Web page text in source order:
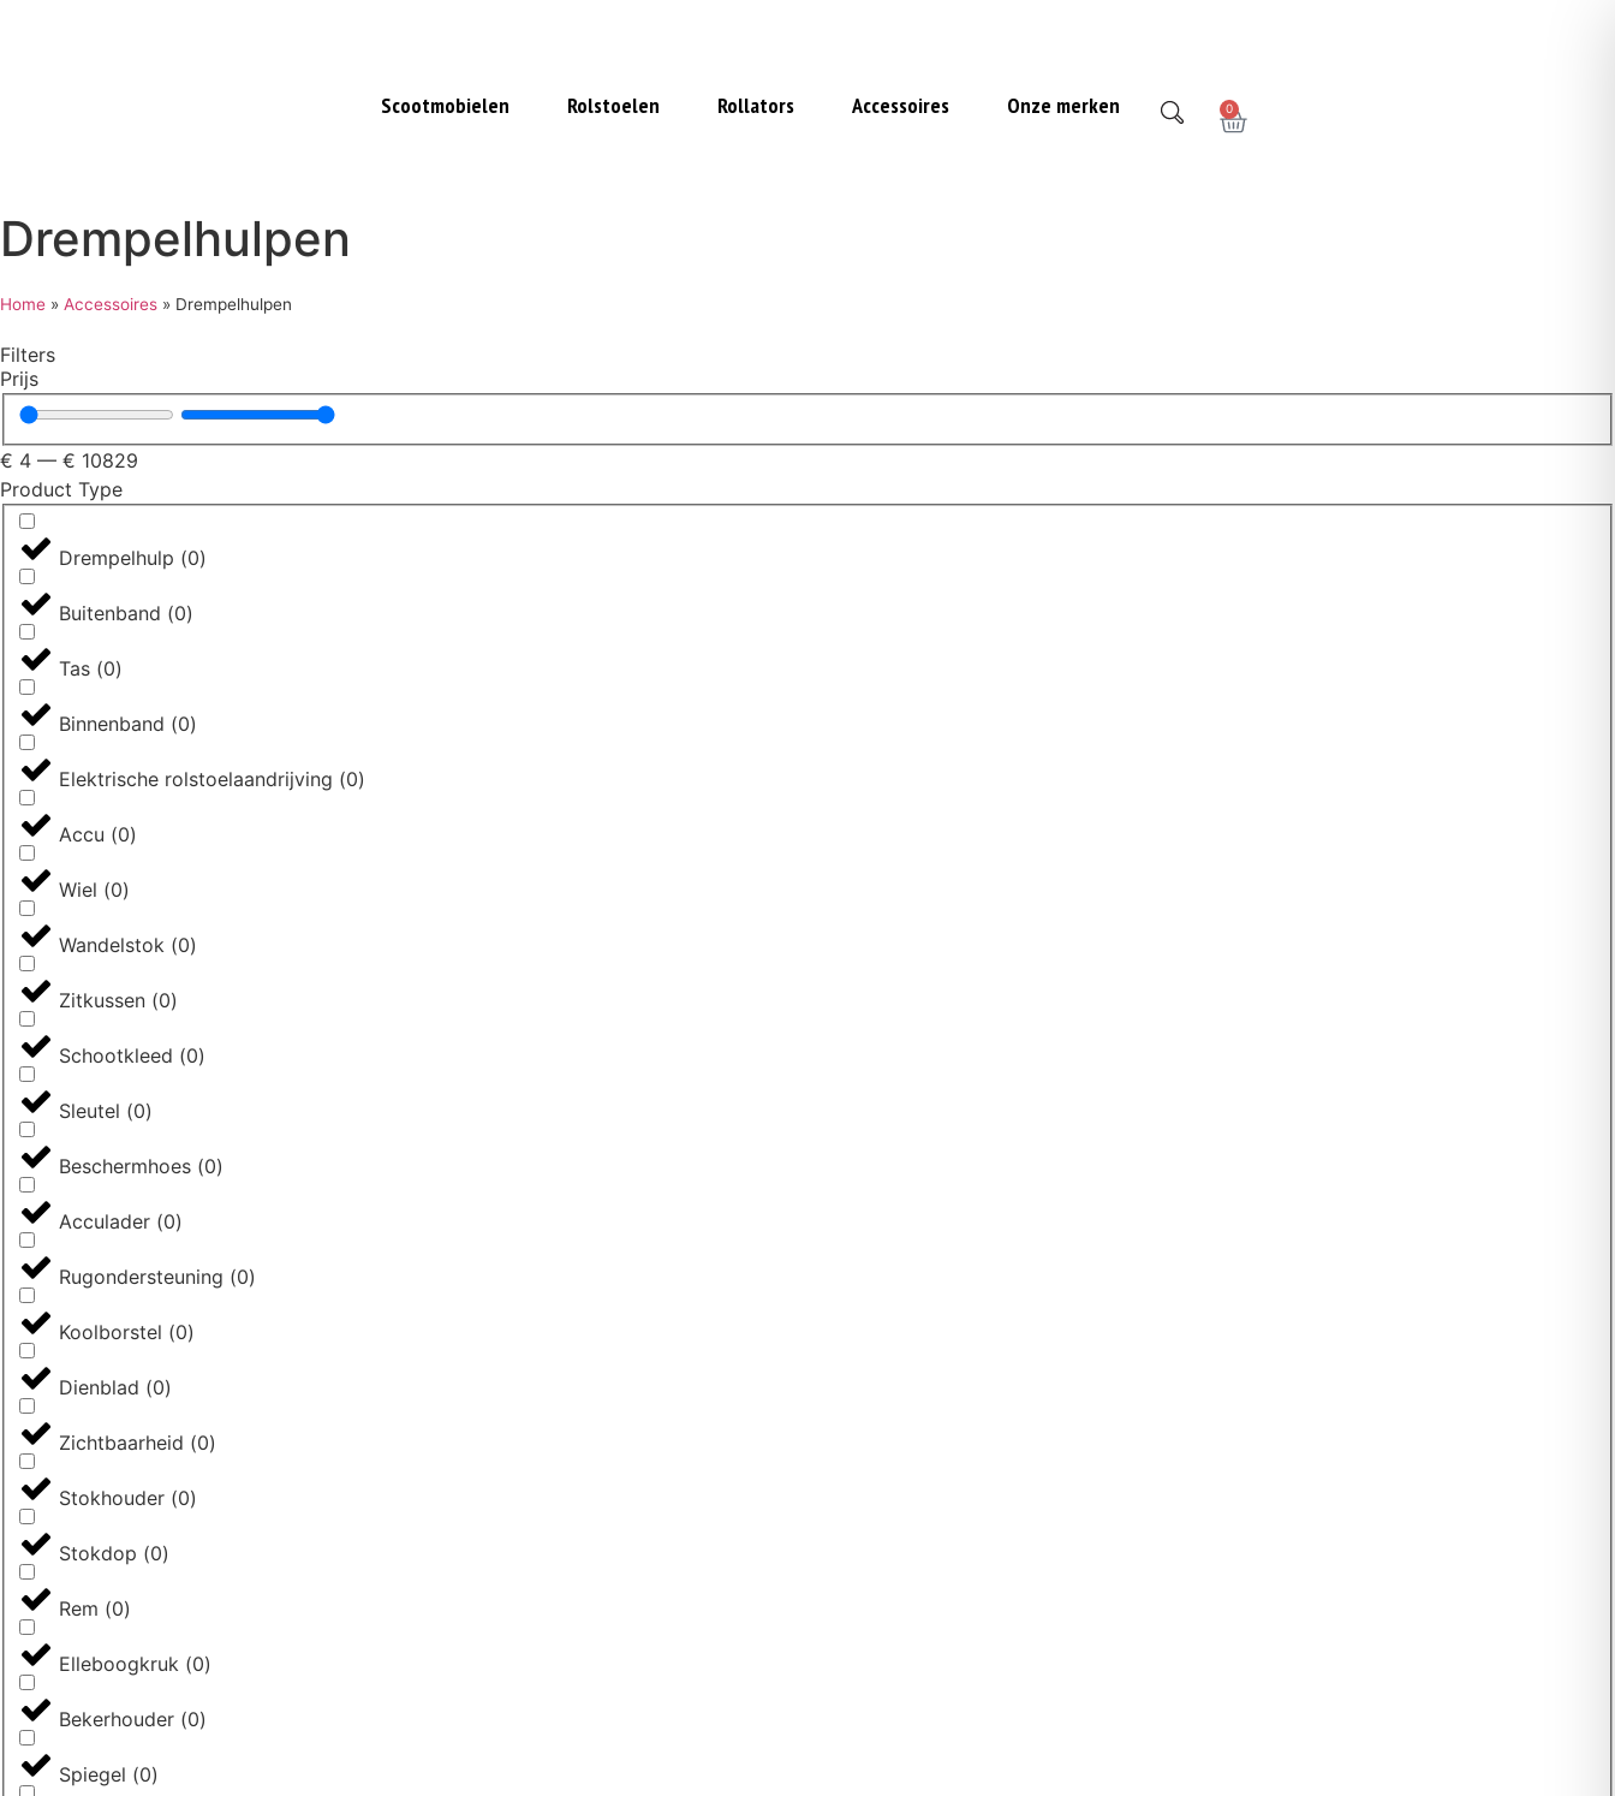
Scootmobielen Rolstoelen Rollators Accessoires Onze merken 0
Drempelhulpen
Home » Accessoires » Drempelhulpen
Filters
Prijs
€ 4 — € 10829
Product Type
Drempelhulp (0)
Buitenband (0)
Tas (0)
Binnenband (0)
Elektrische rolstoelaandrijving (0)
Accu (0)
Wiel (0)
Wandelstok (0)
Zitkussen (0)
Schootkleed (0)
Sleutel (0)
Beschermhoes (0)
Acculader (0)
Rugondersteuning (0)
Koolborstel (0)
Dienblad (0)
Zichtbaarheid (0)
Stokhouder (0)
Stokdop (0)
Rem (0)
Elleboogkruk (0)
Bekerhouder (0)
Spiegel (0)